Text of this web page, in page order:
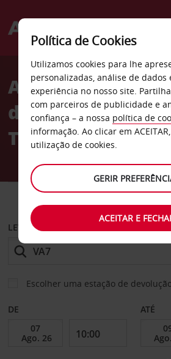
Welcome
AvisAluguer de carros
de Valence para
TGV
CARRO
LEVANTAR EM
Escolher uma estação de
DE ATÉ
Política de Cookies
Utilizamos cookies para lhe
personalizadas, análise de dados
experiência no nosso site.
com parceiros de publicidade e
confiança – a nossa política de
informação. Ao clicar em
utilização de cookies.
GERIR
ACEITAR E